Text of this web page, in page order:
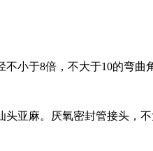
小于8倍，不大于10的弯曲
麻。厌氧密封管接头，不